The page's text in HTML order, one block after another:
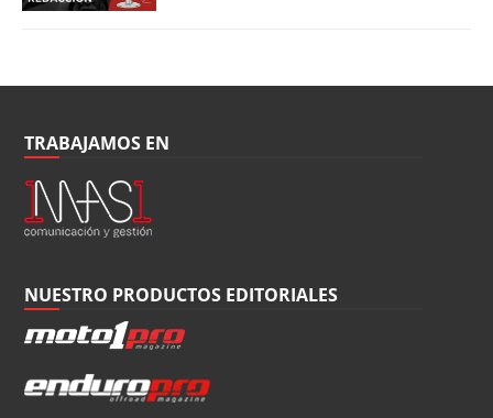
TRABAJAMOS EN
NUESTRO PRODUCTOS EDITORIALES